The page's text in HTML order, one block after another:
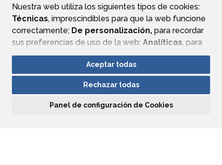
Nuestra web utiliza los siguientes tipos de cookies:
Técnicas, imprescindibles para que la web funcione
correctamente; De personalización, para recordar
sus preferencias de uso de la web; Analíticas, para
mejorar el funcionamiento de la web y sus servicios.
Si acepta pulsando el botón“Aceptar todas”
consideramos que acepta su uso. Si pulsa el botón
ninguna acción, se guardarán las cookies técnicas
Aceptar todas
Rechazar todas
Panel de configuración de Cookies